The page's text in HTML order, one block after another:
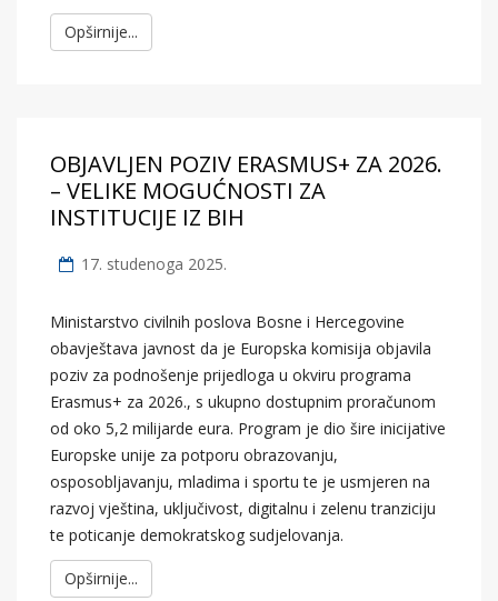
Opširnije...
OBJAVLJEN POZIV ERASMUS+ ZA 2026.
– VELIKE MOGUĆNOSTI ZA
INSTITUCIJE IZ BIH
17. studenoga 2025.
Ministarstvo civilnih poslova Bosne i Hercegovine
obavještava javnost da je Europska komisija objavila
poziv za podnošenje prijedloga u okviru programa
Erasmus+ za 2026., s ukupno dostupnim proračunom
od oko 5,2 milijarde eura. Program je dio šire inicijative
Europske unije za potporu obrazovanju,
osposobljavanju, mladima i sportu te je usmjeren na
razvoj vještina, uključivost, digitalnu i zelenu tranziciju
te poticanje demokratskog sudjelovanja.
Opširnije...